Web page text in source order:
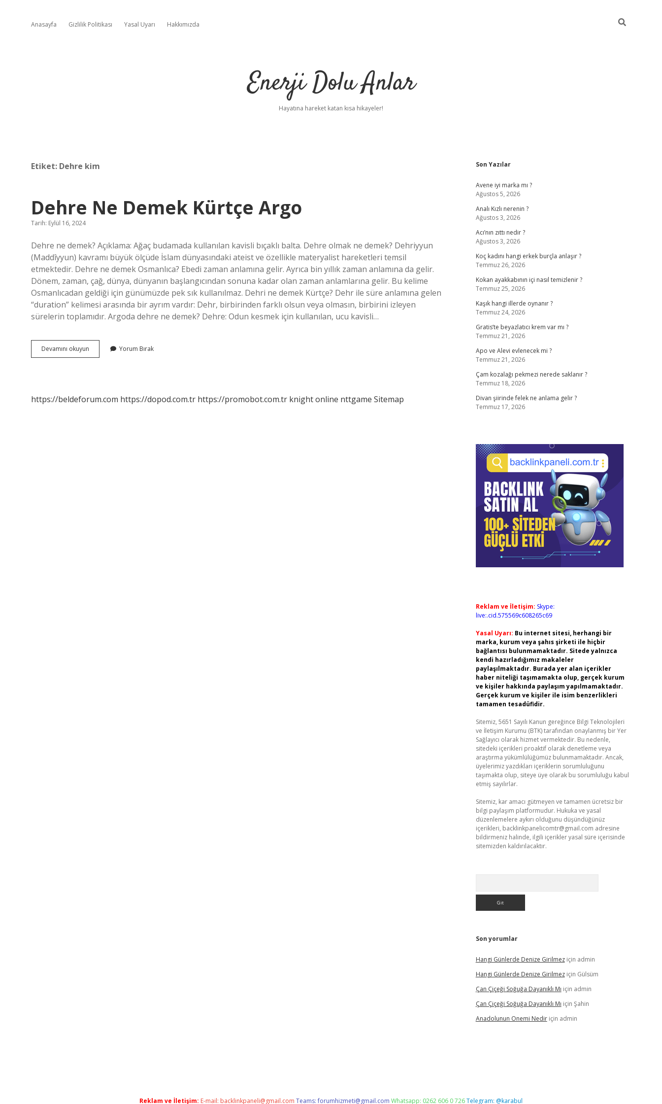
Anasayfa Gizlilik Politikası Yasal Uyarı Hakkımızda
Enerji Dolu Anlar
Hayatına hareket katan kısa hikayeler!
Etiket: Dehre kim
Dehre Ne Demek Kürtçe Argo
Tarih: Eylül 16, 2024
Dehre ne demek? Açıklama: Ağaç budamada kullanılan kavisli bıçaklı balta. Dehre olmak ne demek? Dehriyyun
(Maddîyyun) kavramı büyük ölçüde İslam dünyasındaki ateist ve özellikle materyalist hareketleri temsil
etmektedir. Dehre ne demek Osmanlıca? Ebedi zaman anlamına gelir. Ayrıca bin yıllık zaman anlamına da gelir.
Dönem, zaman, çağ, dünya, dünyanın başlangıcından sonuna kadar olan zaman anlamlarına gelir. Bu kelime
Osmanlıcadan geldiği için günümüzde pek sık kullanılmaz. Dehri ne demek Kürtçe? Dehr ile süre anlamına gelen
“duration” kelimesi arasında bir ayrım vardır: Dehr, birbirinden farklı olsun veya olmasın, birbirini izleyen
sürelerin toplamıdır. Argoda dehre ne demek? Dehre: Odun kesmek için kullanılan, ucu kavisli…
Devamını okuyun
Ne
Yorum Bırak
https://beldeforum.com https://dopod.com.tr https://promobot.com.tr knight online nttgame Sitemap
Sidebar
Son Yazılar
Avene iyi marka mı ?
Ağustos 5, 2026
Analı Kızlı nerenin ?
Ağustos 3, 2026
Acı’nın zıttı nedir ?
Ağustos 3, 2026
Koç kadını hangi erkek burçla anlaşır ?
Temmuz 26, 2026
Kokan ayakkabının içi nasıl temizlenir ?
Temmuz 25, 2026
Kaşık hangi illerde oynanır ?
Temmuz 24, 2026
Gratis’te beyazlatıcı krem var mı ?
Temmuz 21, 2026
Apo ve Alevi evlenecek mi ?
Temmuz 21, 2026
Çam kozalağı pekmezi nerede saklanır ?
Temmuz 18, 2026
Divan şiirinde felek ne anlama gelir ?
Temmuz 17, 2026
Reklam ve İletişim: Skype:
live:.cid.575569c608265c69
Yasal Uyarı: Bu internet sitesi, herhangi bir
marka, kurum veya şahıs şirketi ile hiçbir
bağlantısı bulunmamaktadır. Sitede yalnızca
kendi hazırladığımız makaleler
paylaşılmaktadır. Burada yer alan içerikler
haber niteliği taşımamakta olup, gerçek kurum
ve kişiler hakkında paylaşım yapılmamaktadır.
Gerçek kurum ve kişiler ile isim benzerlikleri
tamamen tesadüfidir.
Sitemiz, 5651 Sayılı Kanun gereğince Bilgi Teknolojileri
ve İletişim Kurumu (BTK) tarafından onaylanmış bir Yer
Sağlayıcı olarak hizmet vermektedir. Bu nedenle,
sitedeki içerikleri proaktif olarak denetleme veya
araştırma yükümlülüğümüz bulunmamaktadır. Ancak,
üyelerimiz yazdıkları içeriklerin sorumluluğunu
taşımakta olup, siteye üye olarak bu sorumluluğu kabul
etmiş sayılırlar.
Sitemiz, kar amacı gütmeyen ve tamamen ücretsiz bir
bilgi paylaşım platformudur. Hukuka ve yasal
düzenlemelere aykırı olduğunu düşündüğünüz
içerikleri, backlinkpanelicomtr@gmail.com adresine
bildirmeniz halinde, ilgili içerikler yasal süre içerisinde
sitemizden kaldırılacaktır.
Son yorumlar
Hangi Günlerde Denize Girilmeziçin admin
Hangi Günlerde Denize Girilmeziçin Gülsüm
Çan Çiçeği Soğuğa Dayanıklı Mı için admin
Çan Çiçeği Soğuğa Dayanıklı Mı için Şahin
Anadolunun Onemi Nediriçin admin
Reklam ve İletişim: E-mail: backlinkpaneli@gmail.com Teams:forumhizmeti@gmail.com Whatsapp: 0262 606 0 726Telegram: @karabul